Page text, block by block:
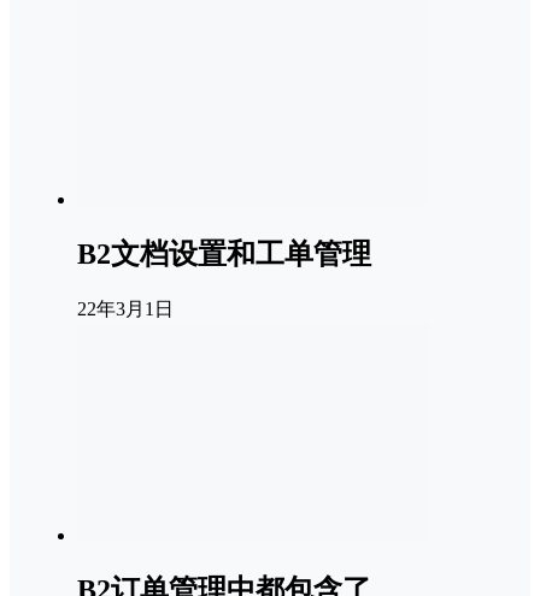
B2文档设置和工单管理
22年3月1日